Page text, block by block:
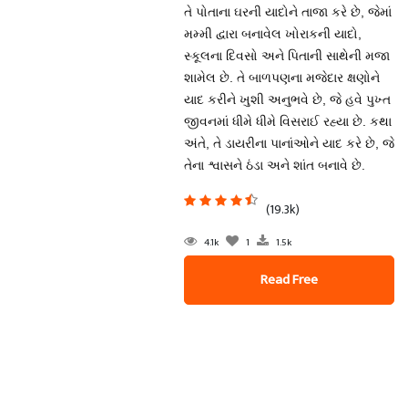
તે પોતાના ઘરની યાદોને તાજા કરે છે, જેમાં
મમ્મી દ્વારા બનાવેલ ખોરાકની યાદો,
સ્કૂલના દિવસો અને પિતાની સાથેની મજા
શામેલ છે. તે બાળપણના મજેદાર ક્ષણોને
યાદ કરીને ખુશી અનુભવે છે, જે હવે પુખ્ત
જીવનમાં ધીમે ધીમે વિસરાઈ રહ્યા છે. કથા
અંતે, તે ડાયરીના પાનાંઓને યાદ કરે છે, જે
તેના શ્વાસને ઠંડા અને શાંત બનાવે છે.
(19.3k)
4.1k 1 1.5k
Read Free